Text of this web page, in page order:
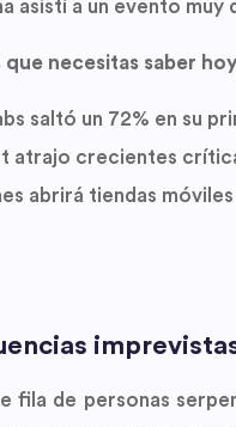
asistí a un evento
que necesitas saber
saltó un 72% en su
atrajo crecientes
abrirá tiendas
fila de personas